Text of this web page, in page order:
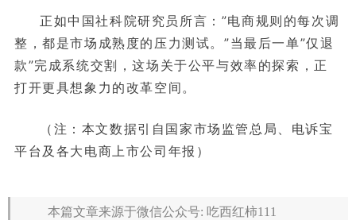
正如中国社科院研究员所言：”电商规则的每次调
整，都是市场成熟度的压力测试。”当最后一单”仅退
款”完成系统交割，这场关于公平与效率的探索，正
打开更具想象力的改革空间。
（注：本文数据引自国家市场监管总局、电诉宝
平台及各大电商上市公司年报）
本篇文章来源于微信公众号: 吃西红柿111